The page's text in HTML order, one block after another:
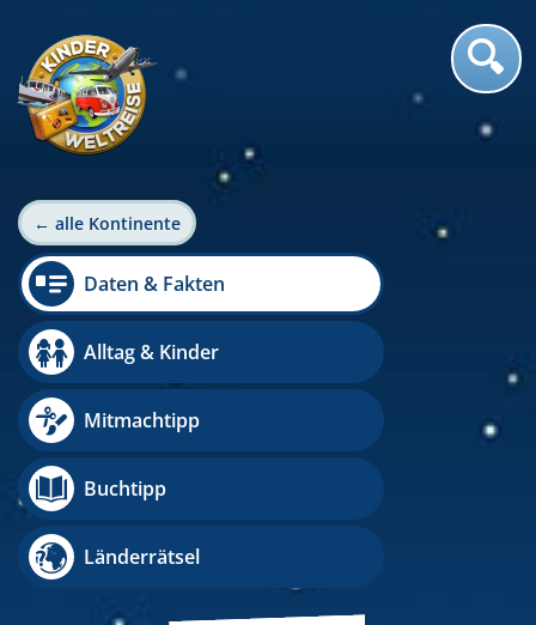
← alle Kontinente
Daten & Fakten
Alltag & Kinder
Mitmachtipp
Buchtipp
Länderrätsel